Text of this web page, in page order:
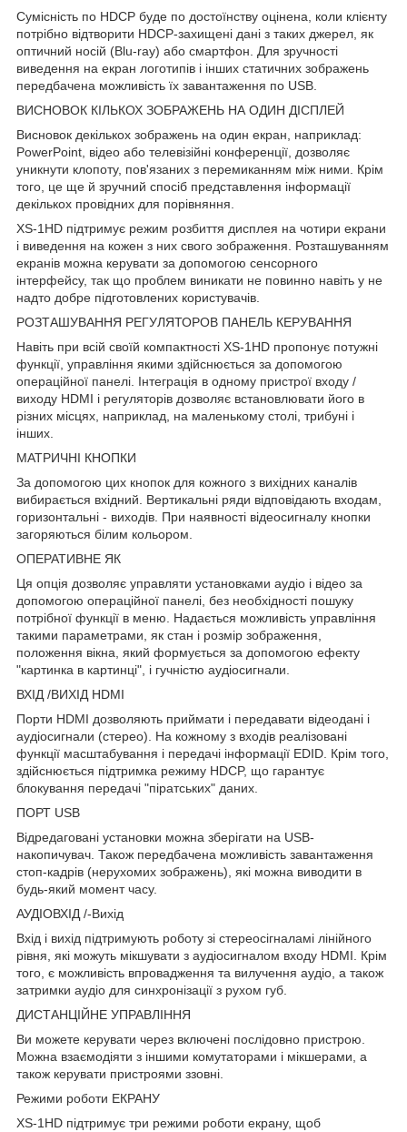
Сумісність по HDCP буде по достоїнству оцінена, коли клієнту
потрібно відтворити HDCP-захищені дані з таких джерел, як
оптичний носій (Blu-ray) або смартфон. Для зручності
виведення на екран логотипів і інших статичних зображень
передбачена можливість їх завантаження по USB.
ВИСНОВОК КІЛЬКОХ ЗОБРАЖЕНЬ НА ОДИН ДІСПЛЕЙ
Висновок декількох зображень на один екран, наприклад:
PowerPoint, відео або телевізійні конференції, дозволяє
уникнути клопоту, пов'язаних з перемиканням між ними. Крім
того, це ще й зручний спосіб представлення інформації
декількох провідних для порівняння.
XS-1HD підтримує режим розбиття дисплея на чотири екрани
і виведення на кожен з них свого зображення. Розташуванням
екранів можна керувати за допомогою сенсорного
інтерфейсу, так що проблем виникати не повинно навіть у не
надто добре підготовлених користувачів.
РОЗТАШУВАННЯ РЕГУЛЯТОРОВ ПАНЕЛЬ КЕРУВАННЯ
Навіть при всій своїй компактності XS-1HD пропонує потужні
функції, управління якими здійснюється за допомогою
операційної панелі. Інтеграція в одному пристрої входу /
виходу HDMI і регуляторів дозволяє встановлювати його в
різних місцях, наприклад, на маленькому столі, трибуні і
інших.
МАТРИЧНІ КНОПКИ
За допомогою цих кнопок для кожного з вихідних каналів
вибирається вхідний. Вертикальні ряди відповідають входам,
горизонтальні - виходів. При наявності відеосигналу кнопки
загоряються білим кольором.
ОПЕРАТИВНЕ ЯК
Ця опція дозволяє управляти установками аудіо і відео за
допомогою операційної панелі, без необхідності пошуку
потрібної функції в меню. Надається можливість управління
такими параметрами, як стан і розмір зображення,
положення вікна, який формується за допомогою ефекту
"картинка в картинці", і гучністю аудіосигнали.
ВХІД /ВИХІД HDMI
Порти HDMI дозволяють приймати і передавати відеодані і
аудіосигнали (стерео). На кожному з входів реалізовані
функції масштабування і передачі інформації EDID. Крім того,
здійснюється підтримка режиму HDCP, що гарантує
блокування передачі "піратських" даних.
ПОРТ USB
Відредаговані установки можна зберігати на USB-
накопичувач. Також передбачена можливість завантаження
стоп-кадрів (нерухомих зображень), які можна виводити в
будь-який момент часу.
АУДІОВХІД /-Вихід
Вхід і вихід підтримують роботу зі стереосігналамі лінійного
рівня, які можуть мікшувати з аудіосигналом входу HDMI. Крім
того, є можливість впровадження та вилучення аудіо, а також
затримки аудіо для синхронізації з рухом губ.
ДИСТАНЦІЙНЕ УПРАВЛІННЯ
Ви можете керувати через включені послідовно пристрою.
Можна взаємодіяти з іншими комутаторами і мікшерами, а
також керувати пристроями ззовні.
Режими роботи ЕКРАНУ
XS-1HD підтримує три режими роботи екрану, щоб